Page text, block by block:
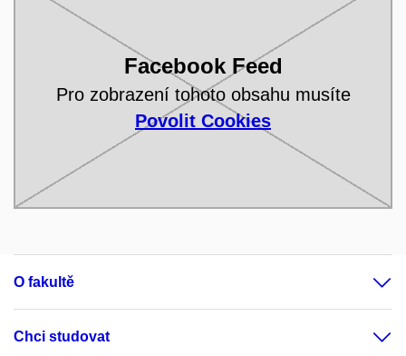
Facebook Feed
Pro zobrazení tohoto obsahu musíte
Povolit Cookies
O fakultě
Chci studovat